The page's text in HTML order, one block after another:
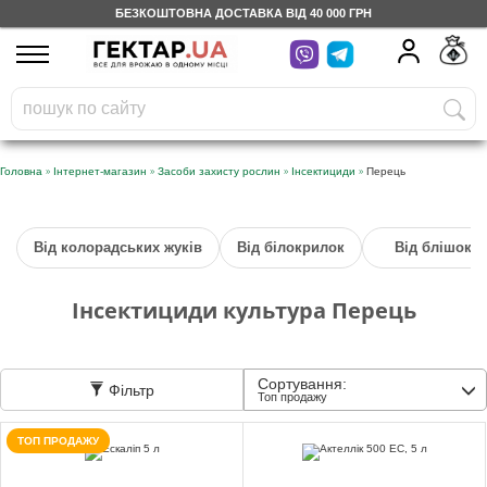
БЕЗКОШТОВНА ДОСТАВКА ВІД 40 000 ГРН
UA
На вашому
бонусному рахунку
грн
Безкоштовно по Україні
Категорії
Доставка
Відгуки
Головна » Інтернет-магазин » Засоби захисту рослин » Інсектициди » Перець
Від колорадських жуків Від білокрилок Від блішок
Інсектициди культура Перець
Фільтр Сортування:
Топ продажу
ТОП ПРОДАЖУ